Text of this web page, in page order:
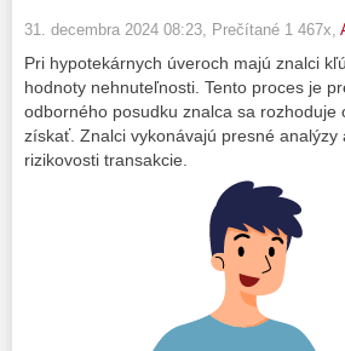
31. decembra 2024 08:23 , Prečítané 1 467x,
Pri hypotekárnych úveroch majú znalci
hodnoty nehnuteľnosti. Tento proces je
odborného posudku znalca sa
získať. Znalci vykonávajú presné
rizikovosti transakcie.